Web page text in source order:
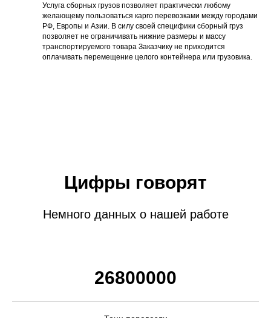
Услуга сборных грузов позволяет практически любому
желающему пользоваться карго перевозками между городами
РФ, Европы и Азии. В силу своей специфики сборный груз
позволяет не ограничивать нижние размеры и массу
транспортируемого товара Заказчику не приходится
оплачивать перемещение целого контейнера или грузовика.
Цифры говорят
Немного данных о нашей работе
26800000